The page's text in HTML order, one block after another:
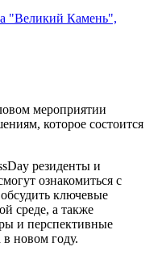
"Великий Камень",
мероприятии
, которое состоится
резиденты и
ознакомиться с
ключевые
среде, а также
и перспективные
в новом году.